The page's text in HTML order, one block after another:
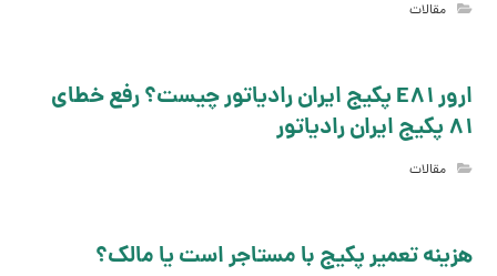
مقالات
ارور E81 پکیج ایران رادیاتور چیست؟ رفع خطای
81 پکیج ایران رادیاتور
مقالات
هزینه تعمیر پکیج با مستاجر است یا مالک؟